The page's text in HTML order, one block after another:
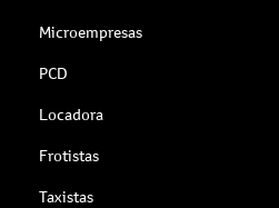
Microempresas
PCD
Locadora
Frotistas
Taxistas